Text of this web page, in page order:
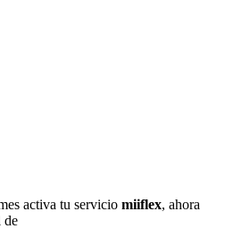
activa tu servicio miiflex, ahora
de